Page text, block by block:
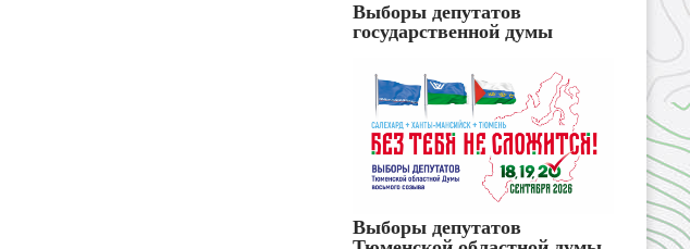
Выборы депутатов
государственной думы
Выборы депутатов